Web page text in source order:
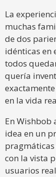
La
muchas
de dos
idénticas en
todos
quería
en la vida
En Wishbob
idea en un
pragmáticas
con la vista
usuarios